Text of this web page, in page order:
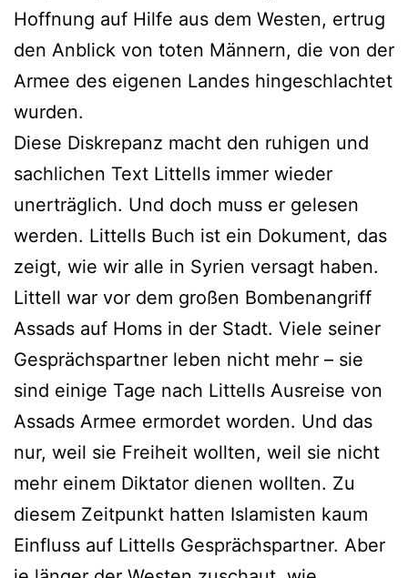
Hoffnung auf Hilfe aus dem Westen, ertrug
den Anblick von toten Männern, die von der
Armee des eigenen Landes hingeschlachtet
wurden.
Diese Diskrepanz macht den ruhigen und
sachlichen Text Littells immer wieder
unerträglich. Und doch muss er gelesen
werden. Littells Buch ist ein Dokument, das
zeigt, wie wir alle in Syrien versagt haben.
Littell war vor dem großen Bombenangriff
Assads auf Homs in der Stadt. Viele seiner
Gesprächspartner leben nicht mehr – sie
sind einige Tage nach Littells Ausreise von
Assads Armee ermordet worden. Und das
nur, weil sie Freiheit wollten, weil sie nicht
mehr einem Diktator dienen wollten. Zu
diesem Zeitpunkt hatten Islamisten kaum
Einfluss auf Littells Gesprächspartner. Aber